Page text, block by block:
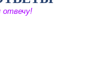
отвечу!